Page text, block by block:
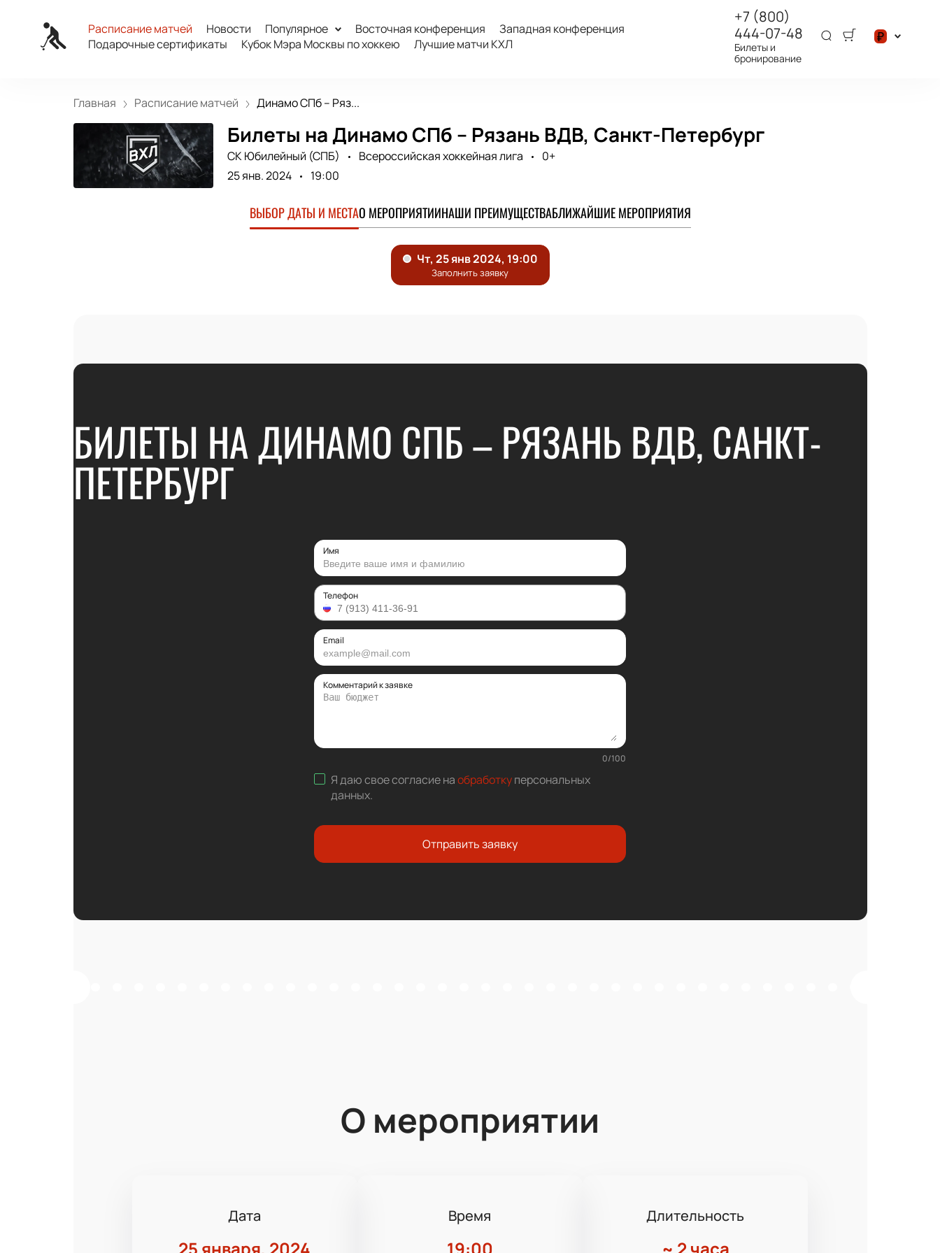
Расписание матчей Новости Популярное Восточная конференция
Западная конференция
Подарочные сертификаты
Кубок Мэра Москвы по хоккею Лучшие матчи КХЛ
+7 (800)
444-07-48
Билеты и
бронирование
₽
Главная Расписание матчей Динамо СПб – Ряз...
Билеты на Динамо СПб – Рязань ВДВ, Санкт-Петербург
СК Юбилейный (СПБ) Всероссийская хоккейная лига
0+
25 янв. 2024
19:00
ВЫБОР ДАТЫ И МЕСТАО МЕРОПРИЯТИИНАШИ ПРЕИМУЩЕСТВАБЛИЖАЙШИЕ МЕРОПРИЯТИЯ
БИЛЕТЫ НА ДИНАМО СПБ – РЯЗАНЬ ВДВ, САНКТ-
ПЕТЕРБУРГ
Имя
Телефон
Email
Комментарий к заявке
0/100
Я даю свое согласие наобработкуперсональных
данных.
Отправить заявку
О мероприятии
Дата
25 января, 2024
Время
19:00
Длительность
~ 2 часа